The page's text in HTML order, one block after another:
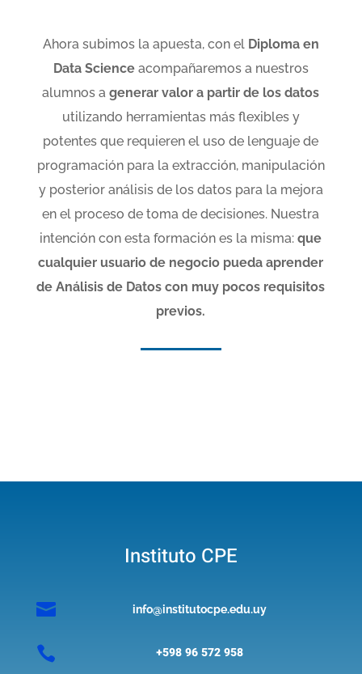
Ahora subimos la apuesta, con el Diploma en
Data Scienceacompañaremos a nuestros
alumnos agenerar valor a partir de los datos
utilizando herramientas más flexibles y
potentes que requieren el uso de lenguaje de
programación para la extracción, manipulación
y posterior análisis de los datos para la mejora
en el proceso de toma de decisiones. Nuestra
intención con esta formación es la misma:que
cualquier usuario de negocio pueda aprender
de Análisis de Datoscon muy pocos requisitos
previos.
Instituto CPE
 info@institutocpe.edu.uy
 +598 96 572 958